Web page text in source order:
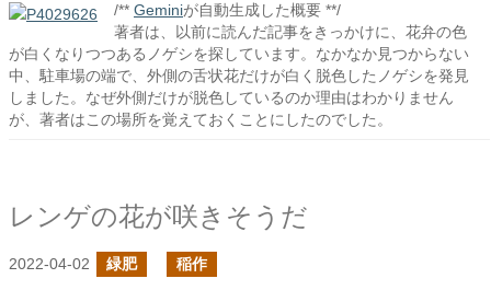
/** Geminiが自動生成した概要 **/
著者は、以前に読んだ記事をきっかけに、花弁の色
が白くなりつつあるノゲシを探しています。なかなか見つからない
中、駐車場の端で、外側の舌状花だけが白く脱色したノゲシを発見
しました。なぜ外側だけが脱色しているのか理由はわかりません
が、著者はこの場所を覚えておくことにしたのでした。
レンゲの花が咲きそうだ
2022-04-02 緑肥 稲作